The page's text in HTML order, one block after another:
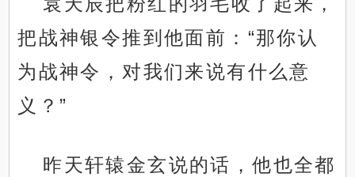
把战神银令推到他面前：“那你认
为战神令，对我们来说有什么意
义？”
昨天轩辕金玄说的话，他也全都